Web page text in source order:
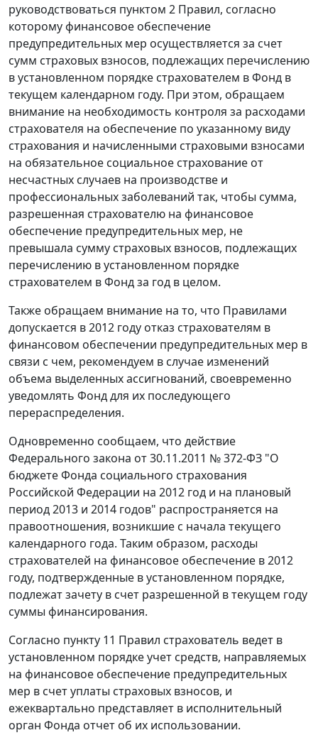
руководствоваться пунктом 2 Правил, согласно
которому финансовое обеспечение
предупредительных мер осуществляется за счет
сумм страховых взносов, подлежащих перечислению
в установленном порядке страхователем в Фонд в
текущем календарном году. При этом, обращаем
внимание на необходимость контроля за расходами
страхователя на обеспечение по указанному виду
страхования и начисленными страховыми взносами
на обязательное социальное страхование от
несчастных случаев на производстве и
профессиональных заболеваний так, чтобы сумма,
разрешенная страхователю на финансовое
обеспечение предупредительных мер, не
превышала сумму страховых взносов, подлежащих
перечислению в установленном порядке
страхователем в Фонд за год в целом.
Также обращаем внимание на то, что Правилами
допускается в 2012 году отказ страхователям в
финансовом обеспечении предупредительных мер в
связи с чем, рекомендуем в случае изменений
объема выделенных ассигнований, своевременно
уведомлять Фонд для их последующего
перераспределения.
Одновременно сообщаем, что действие
Федерального закона от 30.11.2011 № 372-ФЗ "О
бюджете Фонда социального страхования
Российской Федерации на 2012 год и на плановый
период 2013 и 2014 годов" распространяется на
правоотношения, возникшие с начала текущего
календарного года. Таким образом, расходы
страхователей на финансовое обеспечение в 2012
году, подтвержденные в установленном порядке,
подлежат зачету в счет разрешенной в текущем году
суммы финансирования.
Согласно пункту 11 Правил страхователь ведет в
установленном порядке учет средств, направляемых
на финансовое обеспечение предупредительных
мер в счет уплаты страховых взносов, и
ежеквартально представляет в исполнительный
орган Фонда отчет об их использовании.